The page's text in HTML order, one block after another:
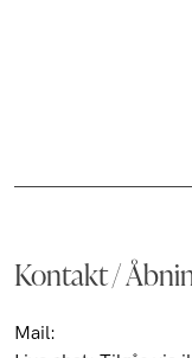
Kontakt /
Mail: